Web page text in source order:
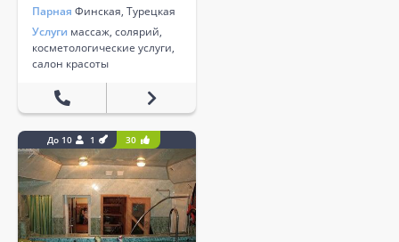
Парная Финская, Турецкая
Услуги массаж, солярий,
косметологические услуги,
салон красоты
До 10 1 30